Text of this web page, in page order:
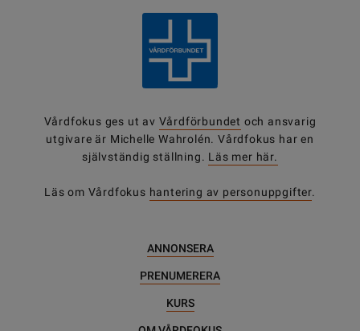
Vårdfokus ges ut av Vårdförbundet och ansvarig
utgivare är Michelle Wahrolén. Vårdfokus har en
självständig ställning. Läs mer här.
Läs om Vårdfokus hantering av personuppgifter.
ANNONSERA
PRENUMERERA
KURS